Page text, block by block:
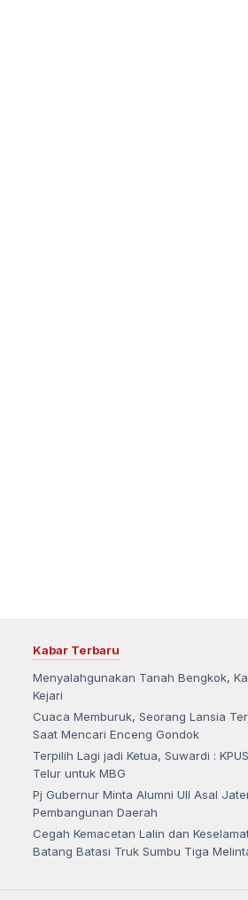
Kabar Terbaru
Menyalahgunakan Tanah Bengkok,
Kejari
Cuaca Memburuk, Seorang Lansia
Saat Mencari Enceng Gondok
Terpilih Lagi jadi Ketua, Suwardi :
Telur untuk MBG
Pj Gubernur Minta Alumni UII Asal
Pembangunan Daerah
Cegah Kemacetan Lalin dan
Batang Batasi Truk Sumbu Tiga